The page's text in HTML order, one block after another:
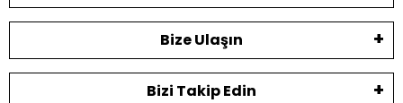
Bize Ulaşın
Bizi Takip Edin